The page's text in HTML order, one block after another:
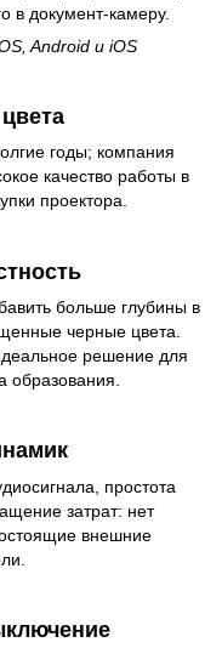
в документ-камеру.
Android и iOS
годы; компания
качество работы в
проектора.
больше глубины в
черные цвета.
решение для
образования.
простота
затрат: нет
внешние